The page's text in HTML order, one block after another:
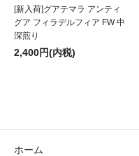
[新入荷]グアテマラ アンティ
グア フィラデルフィア FW 中
深煎り
2,400円(内税)
ホーム